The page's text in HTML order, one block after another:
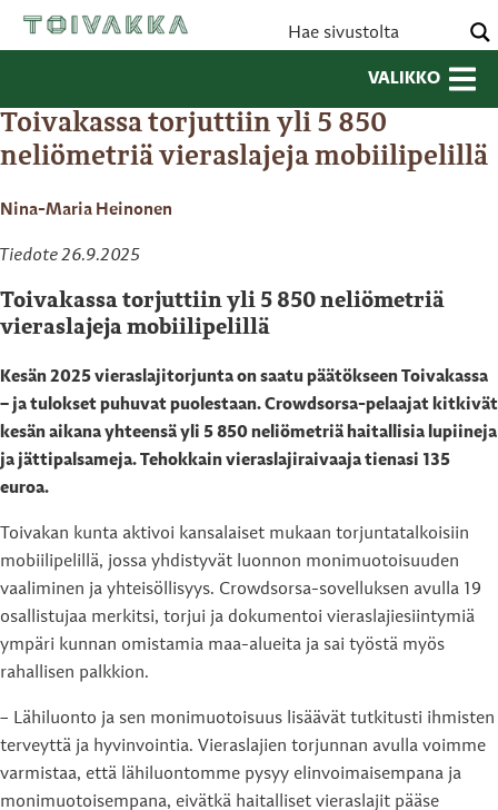
VALIKKO
Toivakassa torjuttiin yli 5 850
neliömetriä vieraslajeja mobiilipelillä
Nina-Maria Heinonen
Tiedote 26.9.2025
Toivakassa torjuttiin yli 5 850 neliömetriä
vieraslajeja mobiilipelillä
Kesän 2025 vieraslajitorjunta on saatu päätökseen Toivakassa
– ja tulokset puhuvat puolestaan. Crowdsorsa-pelaajat kitkivät
kesän aikana yhteensä yli 5 850 neliömetriä haitallisia lupiineja
ja jättipalsameja. Tehokkain vieraslajiraivaaja tienasi 135
euroa.
Toivakan kunta aktivoi kansalaiset mukaan torjuntatalkoisiin
mobiilipelillä, jossa yhdistyvät luonnon monimuotoisuuden
vaaliminen ja yhteisöllisyys. Crowdsorsa-sovelluksen avulla 19
osallistujaa merkitsi, torjui ja dokumentoi vieraslajiesiintymiä
ympäri kunnan omistamia maa-alueita ja sai työstä myös
rahallisen palkkion.
– Lähiluonto ja sen monimuotoisuus lisäävät tutkitusti ihmisten
terveyttä ja hyvinvointia. Vieraslajien torjunnan avulla voimme
varmistaa, että lähiluontomme pysyy elinvoimaisempana ja
monimuotoisempana, eivätkä haitalliset vieraslajit pääse